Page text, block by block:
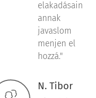
elakadásain
annak
javaslom
menjen el
hozzá."
N. Tibor